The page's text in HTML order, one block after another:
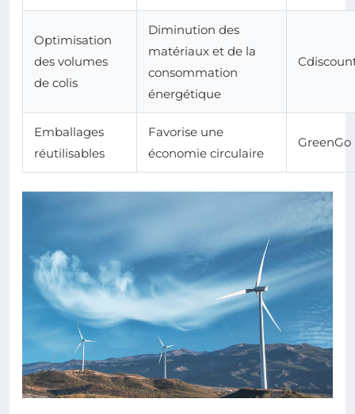
Optimisation
des volumes
de colis
Diminution des
matériaux et de la
consommation
énergétique
Emballages
réutilisables
Favorise une
économie circulaire
GreenGo